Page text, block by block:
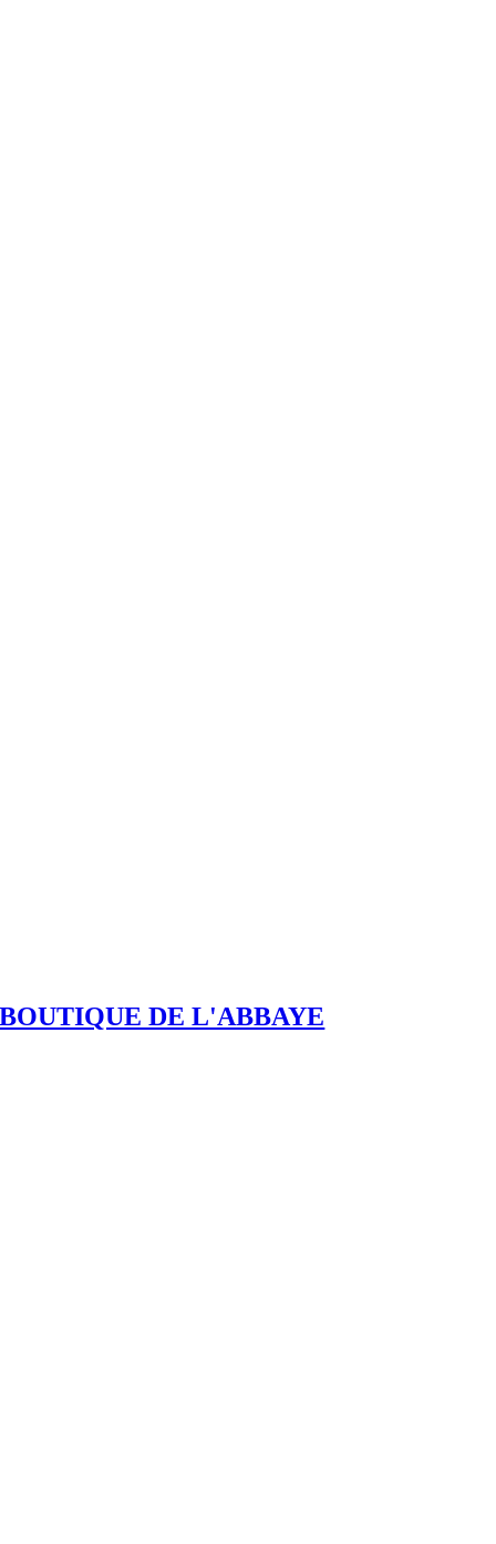
BOUTIQUE DE L'ABBAYE